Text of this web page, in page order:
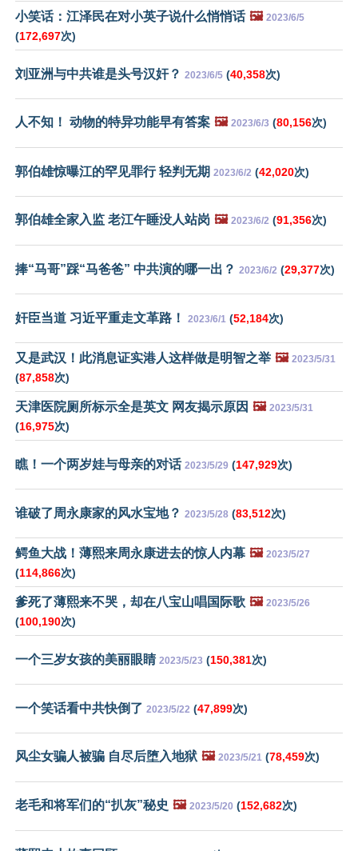
小笑话：江泽民在对小英子说什么悄悄话 🖼️ 2023/6/5
(172,697次)
刘亚洲与中共谁是头号汉奸？ 2023/6/5 (40,358次)
人不知！ 动物的特异功能早有答案 🖼️ 2023/6/3 (80,156次)
郭伯雄惊曝江的罕见罪行 轻判无期 2023/6/2 (42,020次)
郭伯雄全家入监 老江午睡没人站岗 🖼️ 2023/6/2 (91,356次)
捧“马哥”踩“马爸爸” 中共演的哪一出？ 2023/6/2 (29,377次)
奸臣当道 习近平重走文革路！ 2023/6/1 (52,184次)
又是武汉！此消息证实港人这样做是明智之举 🖼️ 2023/5/31
(87,858次)
天津医院厕所标示全是英文 网友揭示原因 🖼️ 2023/5/31
(16,975次)
瞧！一个两岁娃与母亲的对话 2023/5/29 (147,929次)
谁破了周永康家的风水宝地？ 2023/5/28 (83,512次)
鳄鱼大战！薄熙来周永康进去的惊人内幕 🖼️ 2023/5/27
(114,866次)
爹死了薄熙来不哭，却在八宝山唱国际歌 🖼️ 2023/5/26
(100,190次)
一个三岁女孩的美丽眼睛 2023/5/23 (150,381次)
一个笑话看中共快倒了 2023/5/22 (47,899次)
风尘女骗人被骗 自尽后堕入地狱 🖼️ 2023/5/21 (78,459次)
老毛和将军们的“扒灰”秘史 🖼️ 2023/5/20 (152,682次)